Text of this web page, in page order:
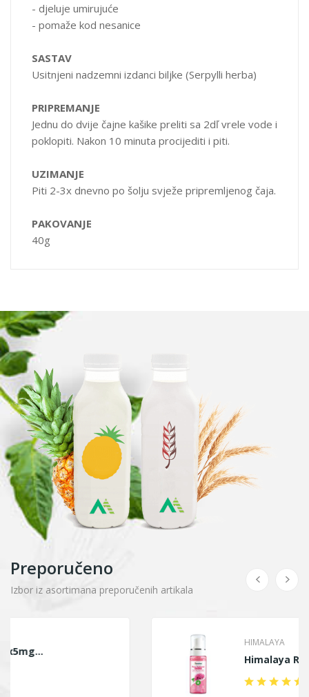
- djeluje umirujuće
- pomaže kod nesanice
SASTAV
Usitnjeni nadzemni izdanci biljke (Serpylli herba)
PRIPREMANJE
Jednu do dvije čajne kašike preliti sa 2dľ vrele vode i
poklopiti. Nakon 10 minuta procijediti i piti.
UZIMANJE
Piti 2-3x dnevno po šolju svježe pripremljenog čaja.
PAKOVANJE
40g
Preporučeno
Izbor iz asortimana preporučenih artikala
Himalaya Ruža Pjena...